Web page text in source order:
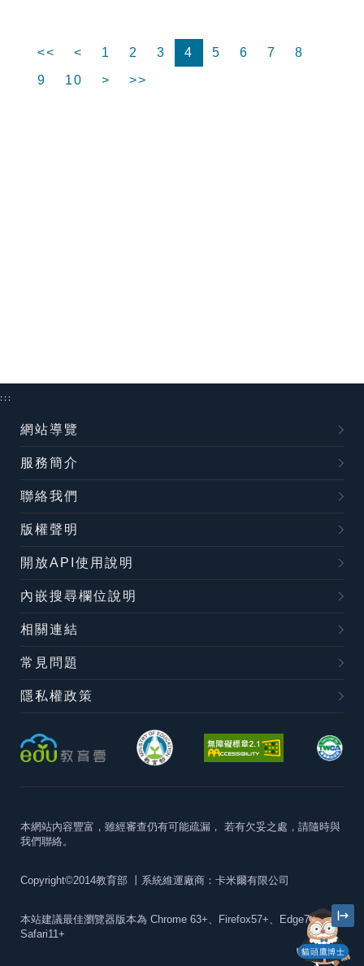
<< < 1 2 3 4 5 6 7
8
9
10 > >>
貓頭鷹博士
:::
網站導覽
服務簡介
聯絡我們
版權聲明
開放API使用說明
內嵌搜尋欄位說明
相關連結
常見問題
隱私權政策
本網站內容豐富，雖經審查仍有可能疏漏， 若有欠妥之處，請隨時與
我們聯絡。
Copyright©2014教育部 丨系統維運廠商：卡米爾有限公司
本站建議最佳瀏覽器版本為 Chrome 63+、Firefox57+、Edge79+及
Safari11+